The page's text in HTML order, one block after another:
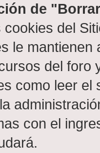
de
del
le
del foro
como leer el
con el